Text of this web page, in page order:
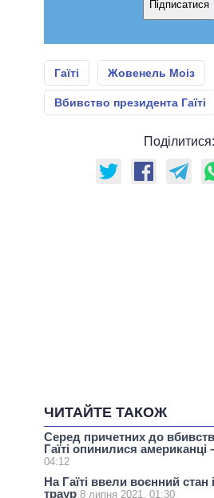
Підписатися
Гаїті Жовенель Моіз
Вбивство президента Гаїті
Поділитися:
ЧИТАЙТЕ ТАКОЖ
Серед причетних до
Гаїті опинилися американці
04:12
На Гаїті ввели воєнний стан
траур 8 липня 2021, 01:30